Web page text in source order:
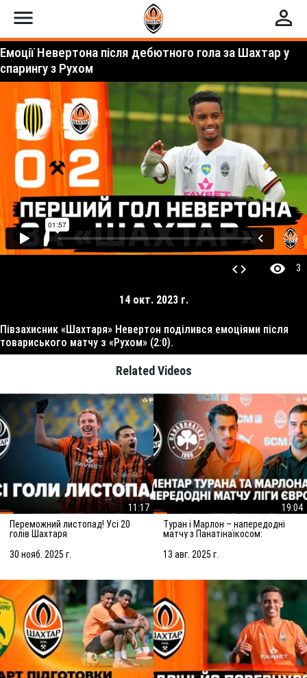
menu perm_identity
Емоції Невертона після дебютного гола за Шахтар у
спарингу з Рухом
code visibility 3
14 окт. 2023 г.
Півзахисник «Шахтаря» Невертон поділився емоціями після
товариського матчу з «Рухом» (2:0).
Related Videos
11:17
Переможний листопад! Усі 20
голів Шахтаря
30 нояб. 2025 г.
19:04
Туран і Марлон – напередодні
матчу з Панатінаїкосом:
досягнення мети
13 авг. 2025 г.